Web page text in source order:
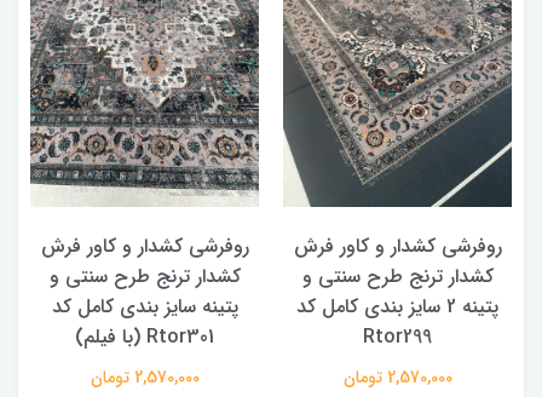
روفرشی کشدار و کاور فرش
کشدار ترنج طرح سنتی و
پتینه 2 سایز بندی کامل کد
Rtor299
2,570,000 تومان
روفرشی کشدار و کاور فرش
کشدار ترنج طرح سنتی و
پتینه سایز بندی کامل کد
Rtor301 (با فیلم)
2,570,000 تومان